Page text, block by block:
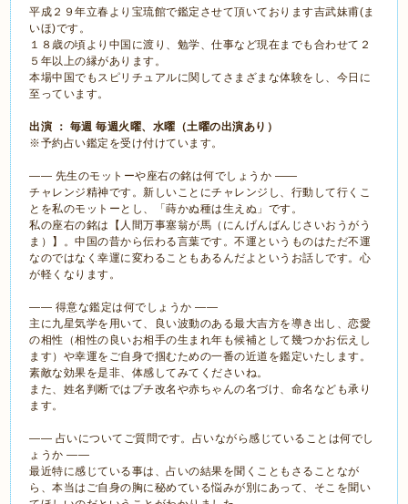
平成２９年立春より宝琉館で鑑定させて頂いております吉武妹甫(ま
いほ)です。
１８歳の頃より中国に渡り、勉学、仕事など現在までも合わせて２
５年以上の縁があります。
本場中国でもスピリチュアルに関してさまざまな体験をし、今日に
至っています。
出演 ： 毎週 毎週火曜、水曜（土曜の出演あり）
※予約占い鑑定を受け付けています。
―― 先生のモットーや座右の銘は何でしょうか ――
チャレンジ精神です。新しいことにチャレンジし、行動して行くこ
とを私のモットーとし、「蒔かぬ種は生えぬ」です。
私の座右の銘は【人間万事塞翁が馬（にんげんばんじさいおうがう
ま）】。中国の昔から伝わる言葉です。不運というものはただ不運
なのではなく幸運に変わることもあるんだよというお話しです。心
が軽くなります。
―― 得意な鑑定は何でしょうか ――
主に九星気学を用いて、良い波動のある最大吉方を導き出し、恋愛
の相性（相性の良いお相手の生まれ年も候補として幾つかお伝えし
ます）や幸運をご自身で掴むための一番の近道を鑑定いたします。
素敵な効果を是非、体感してみてくださいね。
また、姓名判断ではプチ改名や赤ちゃんの名づけ、命名なども承り
ます。
―― 占いについてご質問です。占いながら感じていることは何でし
ょうか ――
最近特に感じている事は、占いの結果を聞くこともさることなが
ら、本当はご自身の胸に秘めている悩みが別にあって、そこを聞い